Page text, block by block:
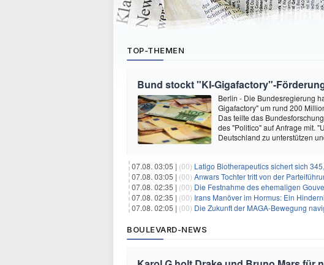
TOP-THEMEN
Bund stockt "KI-Gigafactory"-
Berlin - Die Bundesregierung
Gigafactory" um rund 200
Das teilte das
des "Politico" auf Anfrage mit.
Deutschland zu unterstützen
07.08. 03:05 | (00) Latigo Biotherapeutics sichert sich 345,6 Millionen
07.08. 03:05 | (00) Anwars Tochter tritt von der
07.08. 02:35 | (00) Die Festnahme des ehemaligen Gouverneurs von Mexiko hebt
07.08. 02:35 | (00) Irans Manöver im Hormus: Ein
07.08. 02:05 | (00) Die Zukunft der MAGA-Bewegung
BOULEVARD-NEWS